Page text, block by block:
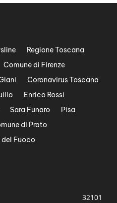
Regione Toscana
Comune di Firenze
Coronavirus Toscana
Enrico Rossi
Sara Funaro
Pisa
di Prato
Fuoco
32101